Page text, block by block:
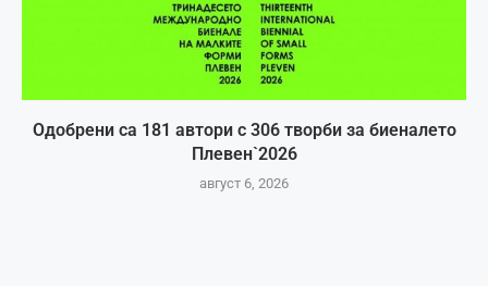
Одобрени са 181 автори с 306 творби за биеналето
Плевен`2026
август 6, 2026